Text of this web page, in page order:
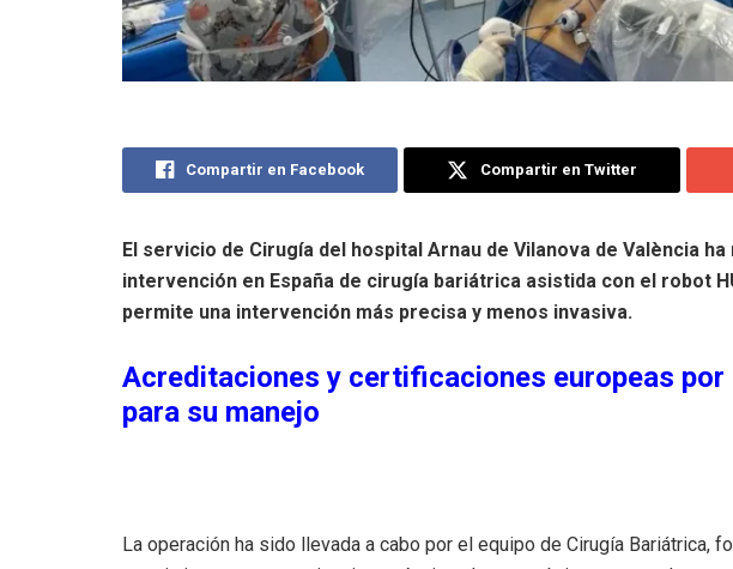
Compartir en Facebook Compartir en Twitter
El servicio de Cirugía del hospital Arnau de Vilanova de València
intervención en España de cirugía bariátrica asistida con el robot
permite una intervención más precisa y menos invasiva.
Acreditaciones y certificaciones europeas por
para su manejo
La operación ha sido llevada a cabo por el equipo de Cirugía Bariátrica,